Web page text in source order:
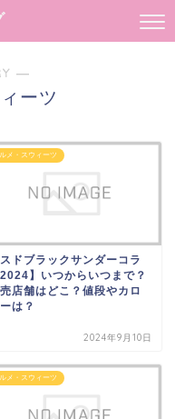
―
ーツ
メ・スウィーツ
スドブラックサンダーコラ
】いつからいつまで？
店舗はどこ？値段やカロ
は？
2024年9月10日
メ・スウィーツ